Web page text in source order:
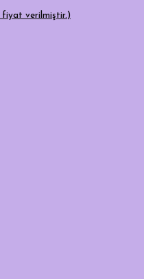
fiyat verilmiştir.)